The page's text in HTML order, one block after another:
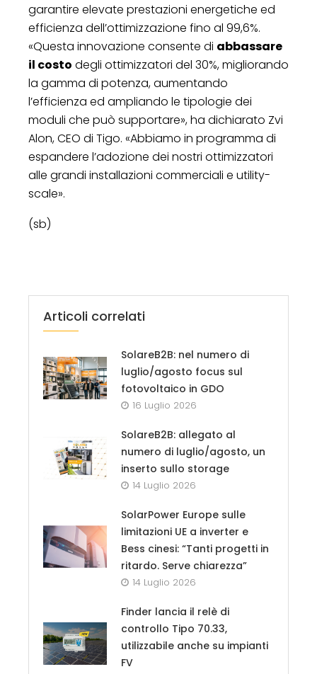
garantire elevate prestazioni energetiche ed
efficienza dell’ottimizzazione fino al 99,6%.
«Questa innovazione consente di abbassare
il costo degli ottimizzatori del 30%, migliorando
la gamma di potenza, aumentando
l’efficienza ed ampliando le tipologie dei
moduli che può supportare», ha dichiarato Zvi
Alon, CEO di Tigo. «Abbiamo in programma di
espandere l’adozione dei nostri ottimizzatori
alle grandi installazioni commerciali e utility-
scale».
(sb)
Articoli correlati
SolareB2B: nel numero di
luglio/agosto focus sul
fotovoltaico in GDO
16 Luglio 2026
SolareB2B: allegato al
numero di luglio/agosto, un
inserto sullo storage
14 Luglio 2026
SolarPower Europe sulle
limitazioni UE a inverter e
Bess cinesi: “Tanti progetti in
ritardo. Serve chiarezza”
14 Luglio 2026
Finder lancia il relè di
controllo Tipo 70.33,
utilizzabile anche su impianti
FV